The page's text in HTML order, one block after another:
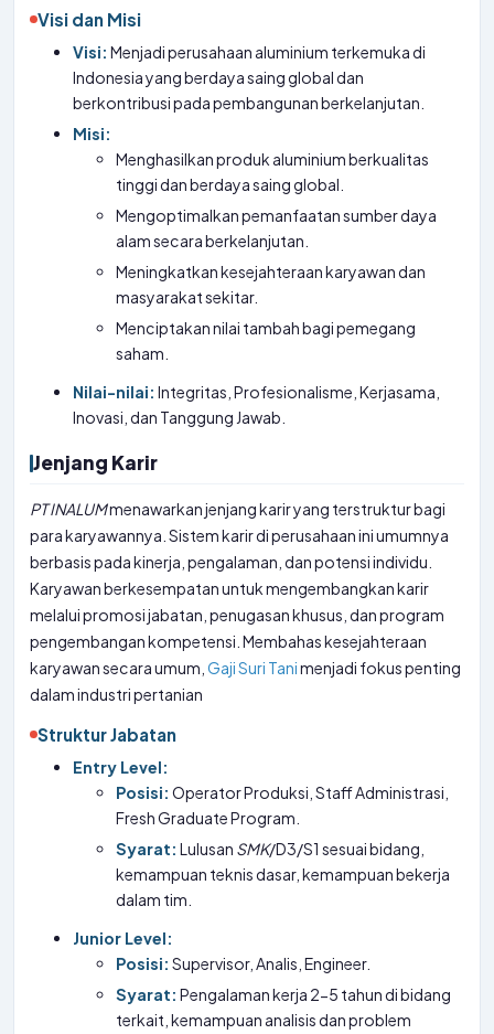
Visi dan Misi
Visi: Menjadi perusahaan aluminium terkemuka di
Indonesia yang berdaya saing global dan
berkontribusi pada pembangunan berkelanjutan.
Misi:
Menghasilkan produk aluminium berkualitas
tinggi dan berdaya saing global.
Mengoptimalkan pemanfaatan sumber daya
alam secara berkelanjutan.
Meningkatkan kesejahteraan karyawan dan
masyarakat sekitar.
Menciptakan nilai tambah bagi pemegang
saham.
Nilai-nilai: Integritas, Profesionalisme, Kerjasama,
Inovasi, dan Tanggung Jawab.
Jenjang Karir
PTINALUMmenawarkan jenjang karir yang terstruktur bagi
para karyawannya. Sistem karir di perusahaan ini umumnya
berbasis pada kinerja, pengalaman, dan potensi individu.
Karyawan berkesempatan untuk mengembangkan karir
melalui promosi jabatan, penugasan khusus, dan program
pengembangan kompetensi. Membahas kesejahteraan
karyawan secara umum, Gaji Suri Tanimenjadi fokus penting
dalam industri pertanian
Struktur Jabatan
Entry Level:
Posisi: Operator Produksi, Staff Administrasi,
Fresh Graduate Program.
Syarat: Lulusan SMK/D3/S1 sesuai bidang,
kemampuan teknis dasar, kemampuan bekerja
dalam tim.
Junior Level:
Posisi: Supervisor, Analis, Engineer.
Syarat: Pengalaman kerja 2-5 tahun di bidang
terkait, kemampuan analisis dan problem